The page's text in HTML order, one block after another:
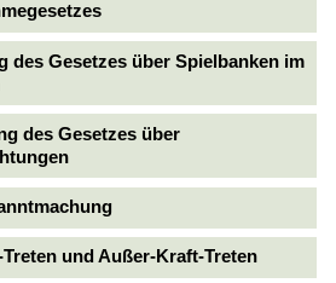
des Gesetzes über Spielbanken im
des Gesetzes über
und Außer-Kraft-Treten